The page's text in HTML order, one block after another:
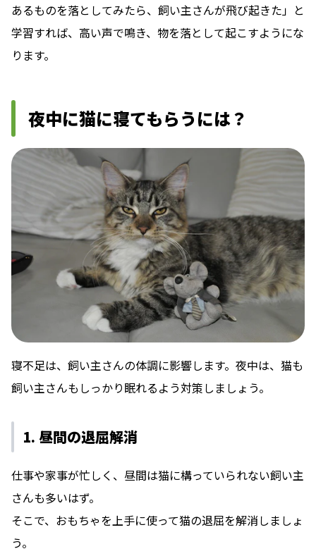
あるものを落としてみたら、飼い主さんが飛び起きた」と
学習すれば、高い声で鳴き、物を落として起こすようにな
ります。
夜中に猫に寝てもらうには？
寝不足は、飼い主さんの体調に影響します。夜中は、猫も
飼い主さんもしっかり眠れるよう対策しましょう。
1. 昼間の退屈解消
仕事や家事が忙しく、昼間は猫に構っていられない飼い主
さんも多いはず。
そこで、おもちゃを上手に使って猫の退屈を解消しましょ
う。